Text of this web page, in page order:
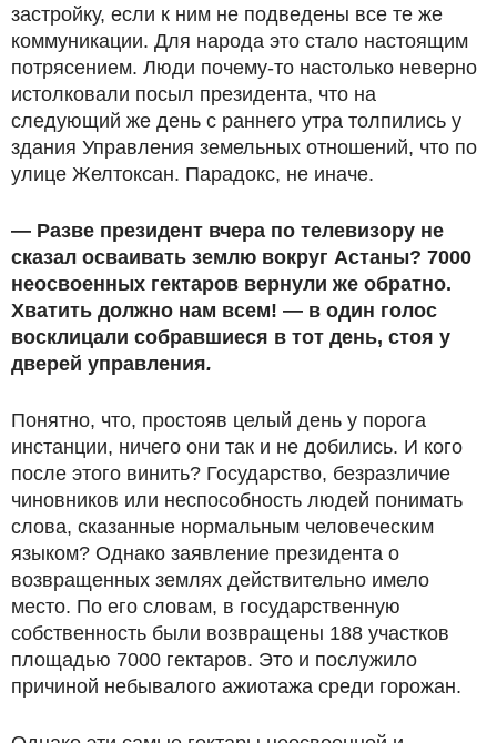
застройку, если к ним не подведены все те же
коммуникации. Для народа это стало настоящим
потрясением. Люди почему-то настолько неверно
истолковали посыл президента, что на
следующий же день с раннего утра толпились у
здания Управления земельных отношений, что по
улице Желтоксан. Парадокс, не иначе.
— Разве президент вчера по телевизору не
сказал осваивать землю вокруг Астаны? 7000
неосвоенных гектаров вернули же обратно.
Хватить должно нам всем! — в один голос
восклицали собравшиеся в тот день, стоя у
дверей управления.
Понятно, что, простояв целый день у порога
инстанции, ничего они так и не добились. И кого
после этого винить? Государство, безразличие
чиновников или неспособность людей понимать
слова, сказанные нормальным человеческим
языком? Однако заявление президента о
возвращенных землях действительно имело
место. По его словам, в государственную
собственность были возвращены 188 участков
площадью 7000 гектаров. Это и послужило
причиной небывалого ажиотажа среди горожан.